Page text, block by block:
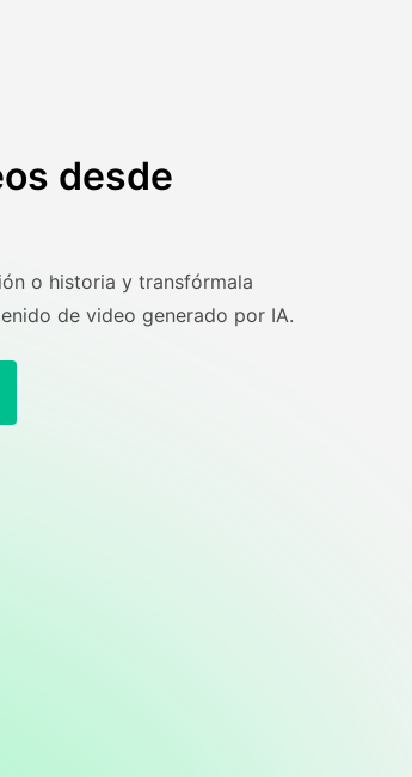
desde
o historia y transfórmala
de video generado por IA.